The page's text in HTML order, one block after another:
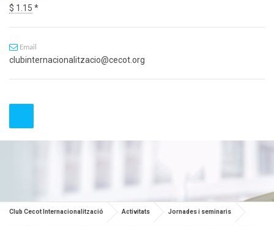
$ 1.15 *
Email
clubinternacionalitzacio@cecot.org
Club Cecot Internacionalització Activitats Jornades i seminaris